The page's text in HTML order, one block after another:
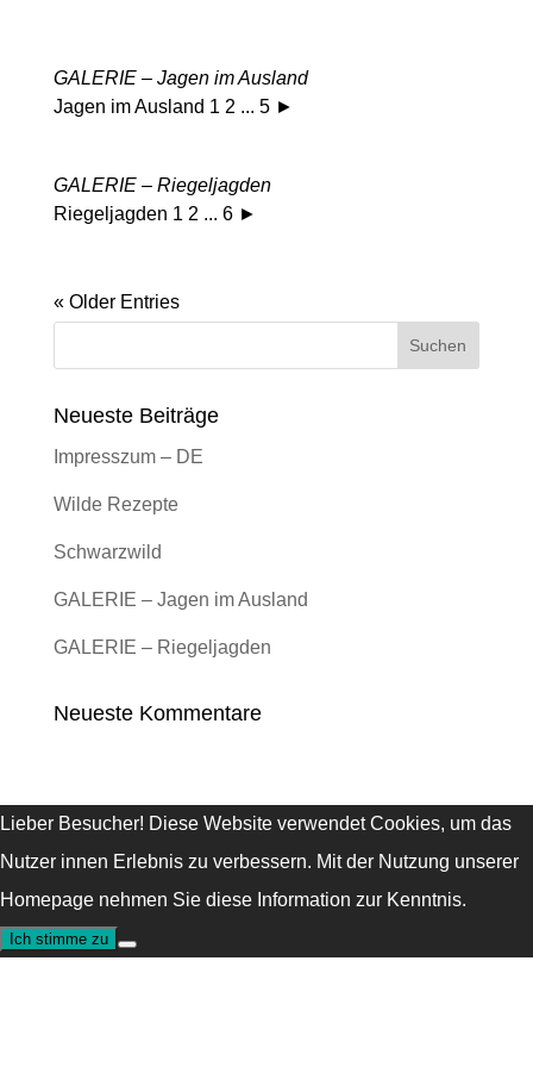
GALERIE – Jagen im Ausland
Jagen im Ausland 1 2 ... 5 ►
GALERIE – Riegeljagden
Riegeljagden 1 2 ... 6 ►
« Older Entries
Neueste Beiträge
Impresszum – DE
Wilde Rezepte
Schwarzwild
GALERIE – Jagen im Ausland
GALERIE – Riegeljagden
Neueste Kommentare
Lieber Besucher! Diese Website verwendet Cookies, um das
Nutzer innen Erlebnis zu verbessern. Mit der Nutzung unserer
Homepage nehmen Sie diese Information zur Kenntnis.
Ich stimme zu